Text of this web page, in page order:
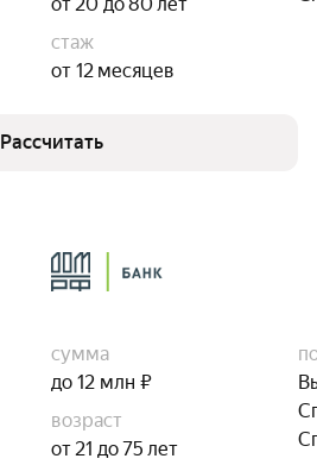
стаж
от 12 месяцев
Рассчитать
сумма
до 12 млн ₽
возраст
от 21 до 75 лет